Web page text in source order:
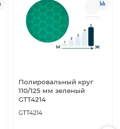
Полировальный круг
110/125 мм зеленый
GTT4214
GTT4214